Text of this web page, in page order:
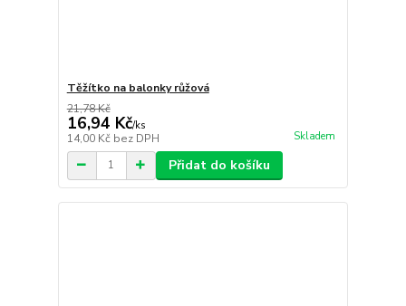
Těžítko na balonky růžová
21,78 Kč
16,94 Kč/ks
14,00 Kč bez DPH Skladem
Přidat do košíku